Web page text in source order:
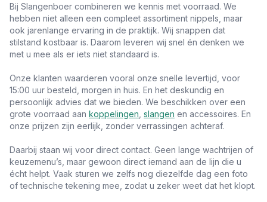
Bij Slangenboer combineren we kennis met voorraad. We
hebben niet alleen een compleet assortiment nippels, maar
ook jarenlange ervaring in de praktijk. Wij snappen dat
stilstand kostbaar is. Daarom leveren wij snel én denken we
met u mee als er iets niet standaard is.
Onze klanten waarderen vooral onze snelle levertijd, voor
15:00 uur besteld, morgen in huis. En het deskundig en
persoonlijk advies dat we bieden. We beschikken over een
grote voorraad aan koppelingen slangen en accessoires. En
onze prijzen zijn eerlijk, zonder verrassingen achteraf.
Daarbij staan wij voor direct contact. Geen lange wachtrijen of
keuzemenu’s, maar gewoon direct iemand aan de lijn die u
écht helpt. Vaak sturen we zelfs nog diezelfde dag een foto
of technische tekening mee, zodat u zeker weet dat het klopt.